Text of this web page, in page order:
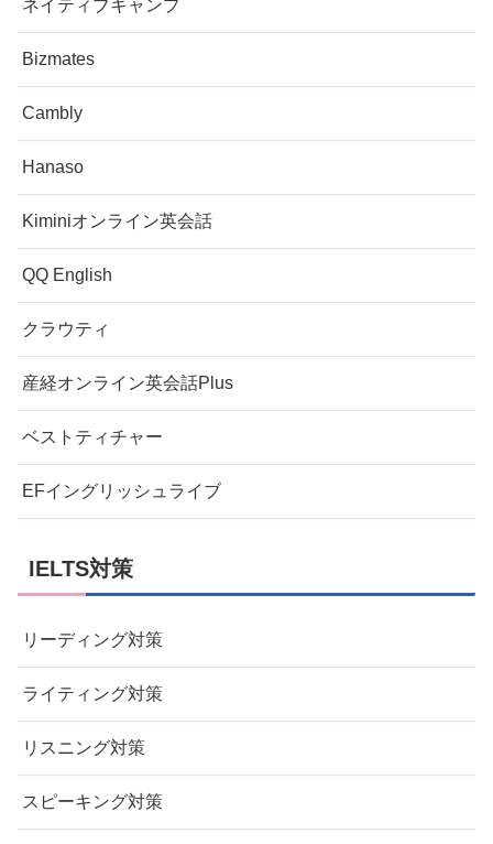
ネイティブキャンプ
Bizmates
Cambly
Hanaso
Kiminiオンライン英会話
QQ English
クラウティ
産経オンライン英会話Plus
ベストティチャー
EFイングリッシュライブ
IELTS対策
リーディング対策
ライティング対策
リスニング対策
スピーキング対策